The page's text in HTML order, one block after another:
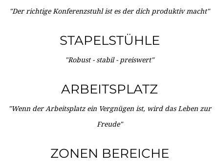
"Der richtige Konferenzstuhl ist es der dich produktiv macht"
STAPELSTÜHLE
"Robust - stabil - preiswert"
ARBEITSPLATZ
"Wenn der Arbeitsplatz ein Vergnügen ist, wird das Leben zur
Freude"
ZONEN BEREICHE